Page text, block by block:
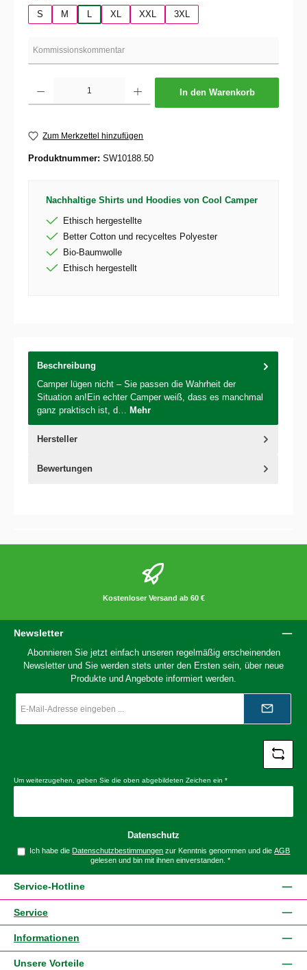
S
M XL XXL 3XL
In den Warenkorb
Zum Merkzettel hinzufügen
Produktnummer: SW10188.50
Nachhaltige Shirts und Hoodies von Cool Camper
Ethisch hergestellte
Better Cotton und recyceltes Polyester
Bio-Baumwolle
Ethisch hergestellt
Beschreibung
Camper lügen nicht – Sie passen die Wahrheit der
Situation an!Ein echter Camper weiß, dass es manchmal
ganz praktisch ist, d… Mehr
Hersteller
Bewertungen
Kostenloser Versand ab 60 €
Newsletter
Abonnieren Sie jetzt einfach unseren regelmäßig erscheinenden
Newsletter und Sie werden stets unter den Ersten sein, über neue
Produkte und Angebote informiert werden.
Mail-
*
Um weiterzugehen, geben Sie die oben abgebildeten Zeichen ein *
Datenschutz
Ich habe dieDatenschutzbestimmungen zur Kenntnis genommen und dieAGB
gelesen und bin mit ihnen einverstanden. *
Service-Hotline
Service
Informationen
Unsere Vorteile